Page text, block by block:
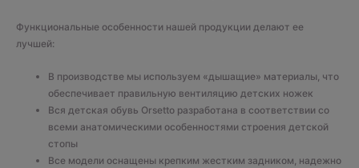
Функциональные особенности нашей продукции делают ее
лучшей:
В производстве мы используем «дышащие» материалы, что
обеспечивает правильную вентиляцию детских ножек
Вся детская обувь Orsetto разработана в соответствии со
всеми анатомическими особенностями строения детской
стопы
Все модели оснащены крепким жестким задником, надежно